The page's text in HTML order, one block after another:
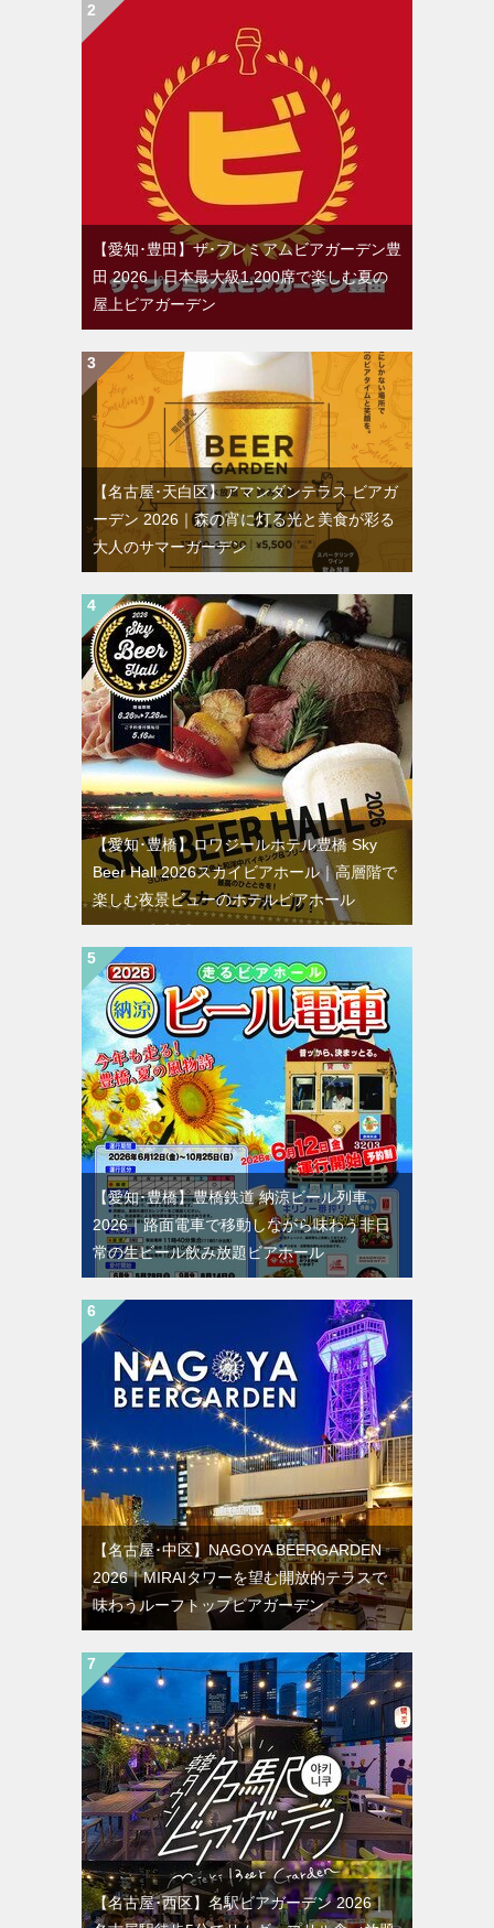
【愛知･豊田】ザ･プレミアムビアガーデン豊
田 2026｜日本最大級1,200席で楽しむ夏の
屋上ビアガーデン
【名古屋･天白区】アマンダンテラス ビアガ
ーデン 2026｜森の宵に灯る光と美食が彩る
大人のサマーガーデン
【愛知･豊橋】ロワジールホテル豊橋 Sky
Beer Hall 2026スカイビアホール｜高層階で
楽しむ夜景ビューのホテルビアホール
【愛知･豊橋】豊橋鉄道 納涼ビール列車
2026｜路面電車で移動しながら味わう非日
常の生ビール飲み放題ビアホール
【名古屋･中区】NAGOYA BEERGARDEN
2026｜MIRAIタワーを望む開放的テラスで
味わうルーフトップビアガーデン
【名古屋･西区】名駅ビアガーデン 2026｜